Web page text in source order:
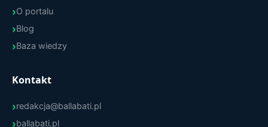
O portalu
Blog
Baza wiedzy
Kontakt
redakcja@ballabati.pl
ballabati.pl